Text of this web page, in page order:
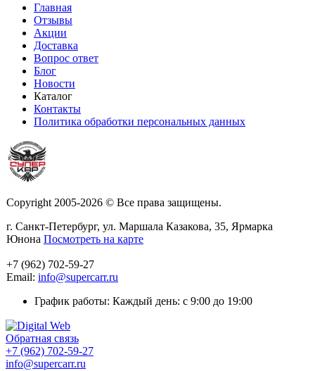
Главная
Отзывы
Акции
Доставка
Вопрос ответ
Блог
Новости
Каталог
Контакты
Политика обработки персональных данных
Copyright 2005-2026 © Все права защищены.
г. Санкт-Петербург, ул. Маршала Казакова, 35, Ярмарка
Юнона Посмотреть на карте
+7 (962) 702-59-27
Email: info@supercarr.ru
График работы: Каждый день: с 9:00 до 19:00
Обратная связь
+7 (962) 702-59-27
info@supercarr.ru